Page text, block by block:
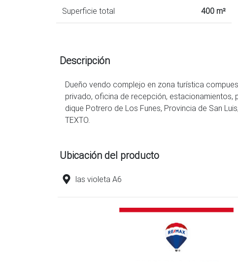
Superficie total 400 m²
Descripción
Dueño vendo complejo en zona turística
privado, oficina de recepción, estacionamientos,
dique Potrero de Los Funes, Provincia de San
TEXTO.
Ubicación del producto
las violeta A6